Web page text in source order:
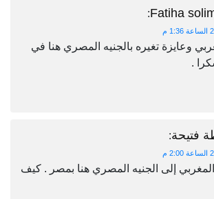
Fatiha
:
وعايزة تغيره بالجنيه المصري هنا في
.
فتيحة:
المغربي إلى الجنيه المصري هنا بمصر . كيف